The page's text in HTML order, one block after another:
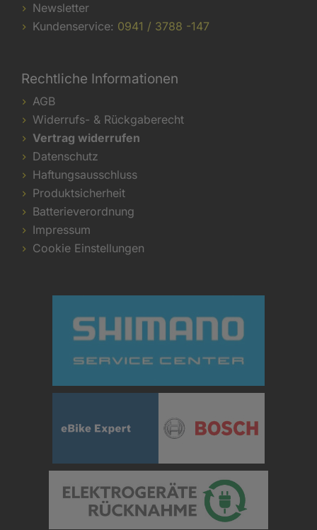
Newsletter
Kundenservice: 0941 / 3788 -147
Rechtliche Informationen
AGB
Widerrufs- & Rückgaberecht
Vertrag widerrufen
Datenschutz
Haftungsausschluss
Produktsicherheit
Batterieverordnung
Impressum
Cookie Einstellungen